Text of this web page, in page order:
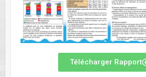
Télécharger Rapport